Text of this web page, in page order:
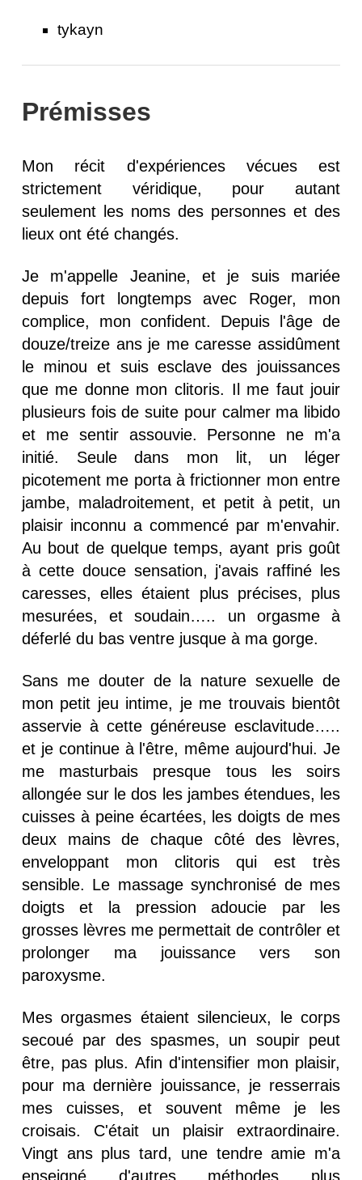
tykayn
Prémisses
Mon récit d'expériences vécues est
strictement véridique, pour autant
seulement les noms des personnes et des
lieux ont été changés.
Je m'appelle Jeanine, et je suis mariée
depuis fort longtemps avec Roger, mon
complice, mon confident. Depuis l'âge de
douze/treize ans je me caresse assidûment
le minou et suis esclave des jouissances
que me donne mon clitoris. Il me faut jouir
plusieurs fois de suite pour calmer ma libido
et me sentir assouvie. Personne ne m'a
initié. Seule dans mon lit, un léger
picotement me porta à frictionner mon entre
jambe, maladroitement, et petit à petit, un
plaisir inconnu a commencé par m'envahir.
Au bout de quelque temps, ayant pris goût
à cette douce sensation, j'avais raffiné les
caresses, elles étaient plus précises, plus
mesurées, et soudain….. un orgasme à
déferlé du bas ventre jusque à ma gorge.
Sans me douter de la nature sexuelle de
mon petit jeu intime, je me trouvais bientôt
asservie à cette généreuse esclavitude…..
et je continue à l'être, même aujourd'hui. Je
me masturbais presque tous les soirs
allongée sur le dos les jambes étendues, les
cuisses à peine écartées, les doigts de mes
deux mains de chaque côté des lèvres,
enveloppant mon clitoris qui est très
sensible. Le massage synchronisé de mes
doigts et la pression adoucie par les
grosses lèvres me permettait de contrôler et
prolonger ma jouissance vers son
paroxysme.
Mes orgasmes étaient silencieux, le corps
secoué par des spasmes, un soupir peut
être, pas plus. Afin d'intensifier mon plaisir,
pour ma dernière jouissance, je resserrais
mes cuisses, et souvent même je les
croisais. C'était un plaisir extraordinaire.
Vingt ans plus tard, une tendre amie m'a
enseigné d'autres méthodes plus